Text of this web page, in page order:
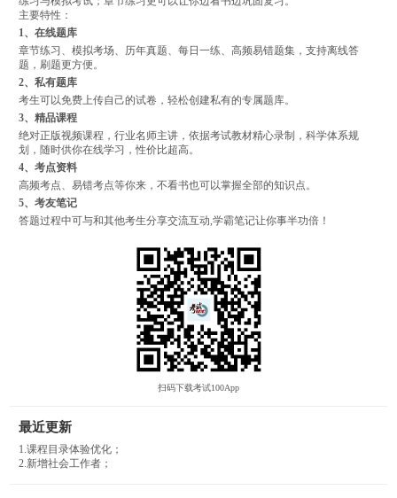
主要特性：
1、在线题库
章节练习、模拟考场、历年真题、每日一练、高频易错题集，支持离线答
题，刷题更方便。
2、私有题库
考生可以免费上传自己的试卷，轻松创建私有的专属题库。
3、精品课程
绝对正版视频课程，行业名师主讲，依据考试教材精心录制，科学体系规
划，随时供你在线学习，性价比超高。
4、考点资料
高频考点、易错考点等你来，不看书也可以掌握全部的知识点。
5、考友笔记
答题过程中可与和其他考生分享交流互动,学霸笔记让你事半功倍！
扫码下载考试100App
最近更新
1.课程目录体验优化；
2.新增社会工作者；